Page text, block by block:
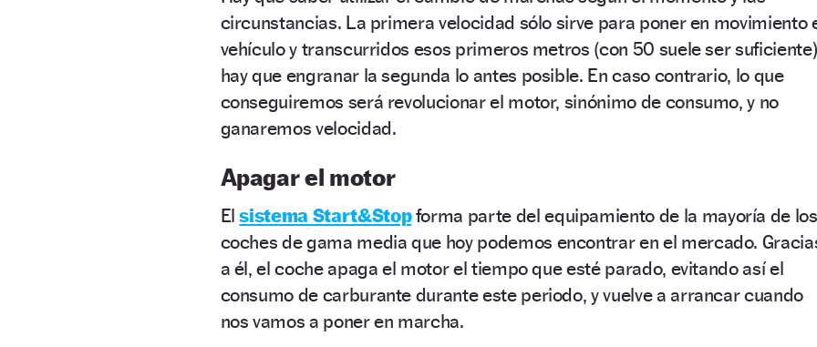
circunstancias. La primera velocidad sólo sirve para poner en movimiento
vehículo y transcurridos esos primeros metros (con 50 suele ser suficiente)
hay que engranar la segunda lo antes posible. En caso contrario, lo que
conseguiremos será revolucionar el motor, sinónimo de consumo, y no
ganaremos velocidad.
Apagar el motor
Elsistema Start&Stopforma parte del equipamiento de la mayoría de los
coches de gama media que hoy podemos encontrar en el mercado.
a él, el coche apaga el motor el tiempo que esté parado, evitando así el
consumo de carburante durante este periodo, y vuelve a arrancar cuando
nos vamos a poner en marcha.